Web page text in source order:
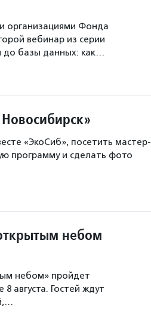
организациями Фонда
вебинар из серии
базы данных: как…
«ЭкоСиб», посетить мастер-
программу и сделать фото
небом
небом» пройдет
августа. Гостей ждут